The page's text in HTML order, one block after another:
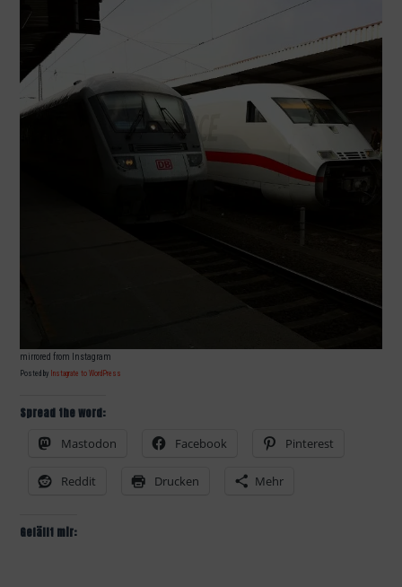
mirrored from Instagram
Posted by Instagrate to WordPress
Spread the word:
Mastodon
Facebook Pinterest
Reddit Drucken Mehr
Gefällt mir: